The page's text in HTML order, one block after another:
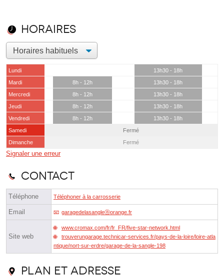
Horaires
Lundi
13h30 - 18h
Mardi
8h - 12h
13h30 - 18h
Mercredi
8h - 12h
13h30 - 18h
Jeudi
8h - 12h
13h30 - 18h
Vendredi
8h - 12h
13h30 - 18h
Samedi
Fermé
Dimanche
Fermé
Signaler une erreur
Contact
Téléphone Téléphoner à la carrosserie
Email garagedelasangleⓐorange.fr
Site web
www.cromax.com/fr/fr_FR/five-star-network.html
trouverungarage.technicar-services.fr/pays-de-la-loire/loire-atla
ntique/nort-sur-erdre/garage-de-la-sangle-198
Plan et adresse